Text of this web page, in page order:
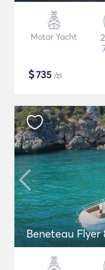
Motor Yacht
$735 /zi
Beneteau Flyer